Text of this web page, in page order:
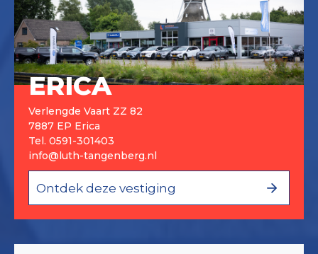
ERICA
Verlengde Vaart ZZ 82
7887 EP Erica
Tel. 0591-301403
info@luth-tangenberg.nl
Ontdek deze vestiging